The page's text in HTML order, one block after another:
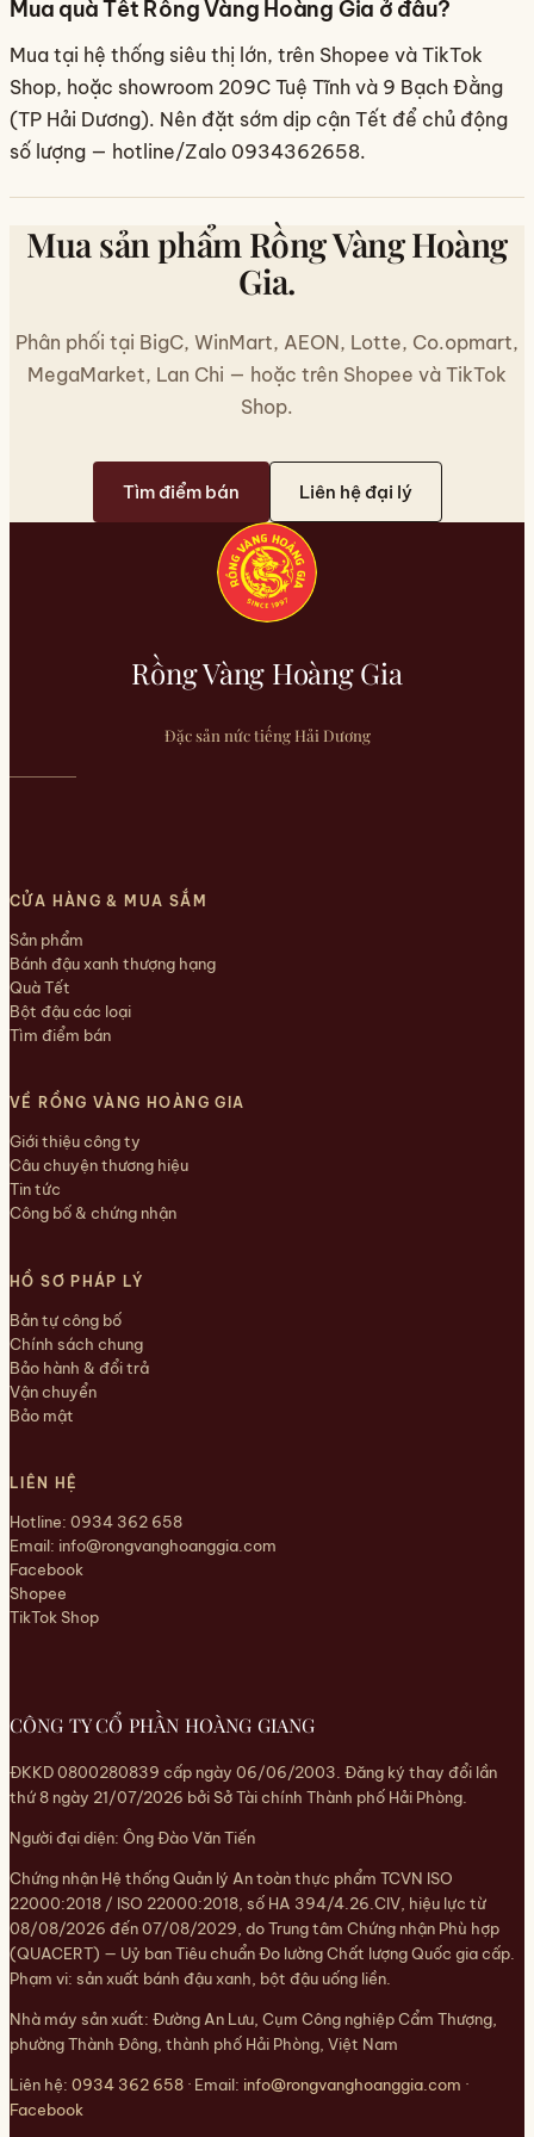
Mua quà Tết Rồng Vàng Hoàng Gia ở đâu?
Mua tại hệ thống siêu thị lớn, trên Shopee và TikTok
Shop, hoặc showroom 209C Tuệ Tĩnh và 9 Bạch Đằng
(TP Hải Dương). Nên đặt sớm dịp cận Tết để chủ động
số lượng — hotline/Zalo 0934362658.
Mua sản phẩm Rồng Vàng Hoàng
Gia.
Phân phối tại BigC, WinMart, AEON, Lotte, Co.opmart,
MegaMarket, Lan Chi — hoặc trên Shopee và TikTok
Shop.
Tìm điểm bán Liên hệ đại lý
Rồng Vàng Hoàng Gia
Đặc sản nức tiếng Hải Dương
CỬA HÀNG & MUA SẮM
Sản phẩm
Bánh đậu xanh thượng hạng
Quà Tết
Bột đậu các loại
Tìm điểm bán
VỀ RỒNG VÀNG HOÀNG GIA
Giới thiệu công ty
Câu chuyện thương hiệu
Tin tức
Công bố & chứng nhận
HỒ SƠ PHÁP LÝ
Bản tự công bố
Chính sách chung
Bảo hành & đổi trả
Vận chuyển
Bảo mật
LIÊN HỆ
Hotline: 0934 362 658
Email: info@rongvanghoanggia.com
Facebook
Shopee
TikTok Shop
CÔNG TY CỔ PHẦN HOÀNG GIANG
ĐKKD 0800280839 cấp ngày 06/06/2003. Đăng ký thay đổi lần
thứ 8 ngày 21/07/2026 bởi Sở Tài chính Thành phố Hải Phòng.
Người đại diện: Ông Đào Văn Tiến
Chứng nhận Hệ thống Quản lý An toàn thực phẩm TCVN ISO
22000:2018 / ISO 22000:2018, số HA 394/4.26.CIV, hiệu lực từ
08/08/2026 đến 07/08/2029, do Trung tâm Chứng nhận Phù hợp
(QUACERT) — Uỷ ban Tiêu chuẩn Đo lường Chất lượng Quốc gia cấp.
Phạm vi: sản xuất bánh đậu xanh, bột đậu uống liền.
Nhà máy sản xuất: Đường An Lưu, Cụm Công nghiệp Cẩm Thượng,
phường Thành Đông, thành phố Hải Phòng, Việt Nam
Liên hệ: 0934 362 658 · Email: info@rongvanghoanggia.com ·
Facebook